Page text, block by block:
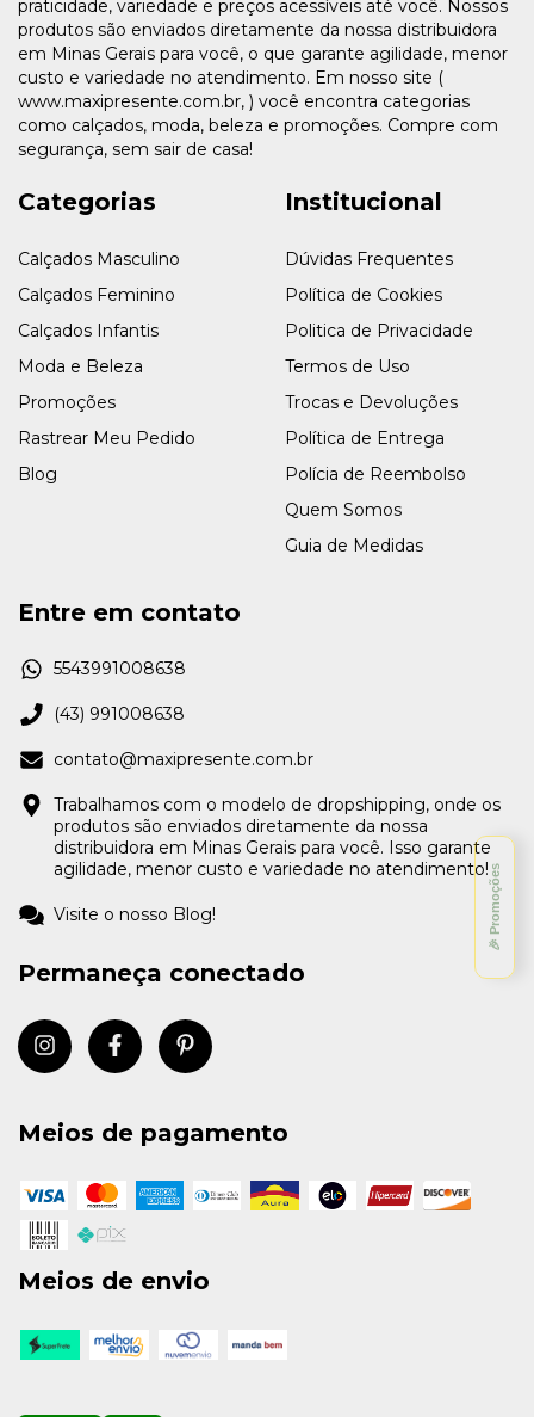
praticidade, variedade e preços acessíveis até você. Nossos
produtos são enviados diretamente da nossa distribuidora
em Minas Gerais para você, o que garante agilidade, menor
custo e variedade no atendimento. Em nosso site (
www.maxipresente.com.br, ) você encontra categorias
como calçados, moda, beleza e promoções. Compre com
segurança, sem sair de casa!
Categorias
Calçados Masculino
Calçados Feminino
Calçados Infantis
Moda e Beleza
Promoções
Rastrear Meu Pedido
Blog
Institucional
Dúvidas Frequentes
Política de Cookies
Politica de Privacidade
Termos de Uso
Trocas e Devoluções
Política de Entrega
Polícia de Reembolso
Quem Somos
Guia de Medidas
Entre em contato
5543991008638
(43) 991008638
contato@maxipresente.com.br
Trabalhamos com o modelo de dropshipping, onde os
produtos são enviados diretamente da nossa
distribuidora em Minas Gerais para você. Isso garante
agilidade, menor custo e variedade no atendimento!
Visite o nosso Blog!
Permaneça conectado
Meios de pagamento
Meios de envio
🎉 Promoções